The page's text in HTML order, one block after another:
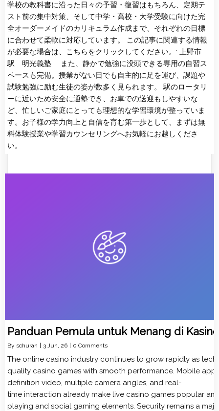
学校の教科書に沿った日々の予習・復習はもちろん、定期テ
スト前の集中対策、そして中学・高校・大学受験に向けた完
全オーダーメイドのカリキュラム作成まで、それぞれの目標
に合わせて柔軟に対応しています。 この記事に関連する情報
が必要な場合は、こちらをクリックしてください。: 上野市
駅 明光義塾 また、静かで勉強に没頭できる専用の自習ス
ペースも完備。授業がない日でも自主的に足を運び、課題や
試験勉強に励む生徒の姿が数多く見られます。 駅のロータリ
ーに近いため安全に通塾でき、お車での送迎もしやすいな
ど、忙しいご家庭にとっても理想的な学習環境が整っていま
す。お子様の学力向上と自信を育む第一歩として、まずは無
料体験授業や学習カウンセリングへお気軽にお越しくださ
い。
Panduan Pemula untuk Menang di
By schuran 3 Jun, 26 0 Comments
The online casino industry continues to grow rapidly as
quality casino games with smooth performance. Mobile
definition video, multiple camera angles, and real-
time interaction already make live casino games popular
playing and social gaming elements. Security remains a